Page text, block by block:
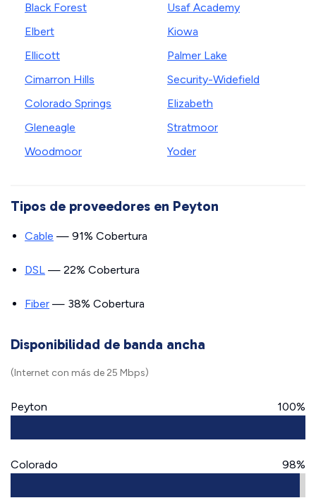
Black Forest
Elbert
Ellicott
Cimarron Hills
Colorado Springs
Gleneagle
Woodmoor
Usaf Academy
Kiowa
Palmer Lake
Security-Widefield
Elizabeth
Stratmoor
Yoder
Tipos de proveedores en Peyton
Cable — 91% Cobertura
DSL — 22% Cobertura
Fiber — 38% Cobertura
Disponibilidad de banda ancha
(Internet con más de 25 Mbps)
Peyton 100%
Colorado 98%